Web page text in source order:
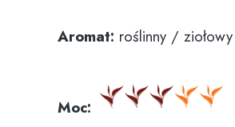
Aromat: roślinny / ziołowy
Moc: